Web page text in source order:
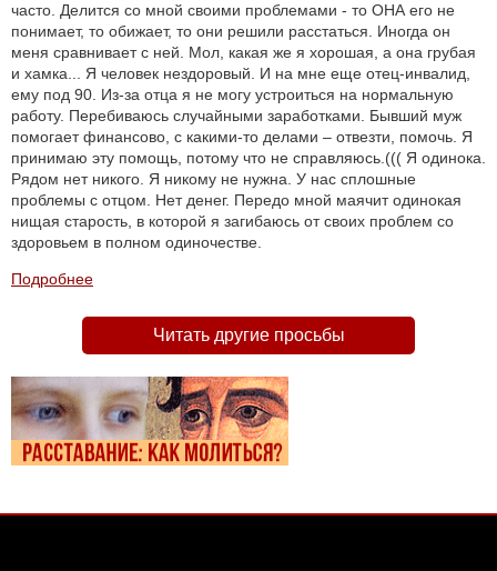
часто. Делится со мной своими проблемами - то ОНА его не
понимает, то обижает, то они решили расстаться. Иногда он
меня сравнивает с ней. Мол, какая же я хорошая, а она грубая
и хамка... Я человек нездоровый. И на мне еще отец-инвалид,
ему под 90. Из-за отца я не могу устроиться на нормальную
работу. Перебиваюсь случайными заработками. Бывший муж
помогает финансово, с какими-то делами – отвезти, помочь. Я
принимаю эту помощь, потому что не справляюсь.((( Я одинока.
Рядом нет никого. Я никому не нужна. У нас сплошные
проблемы с отцом. Нет денег. Передо мной маячит одинокая
нищая старость, в которой я загибаюсь от своих проблем со
здоровьем в полном одиночестве.
Подробнее
Читать другие просьбы